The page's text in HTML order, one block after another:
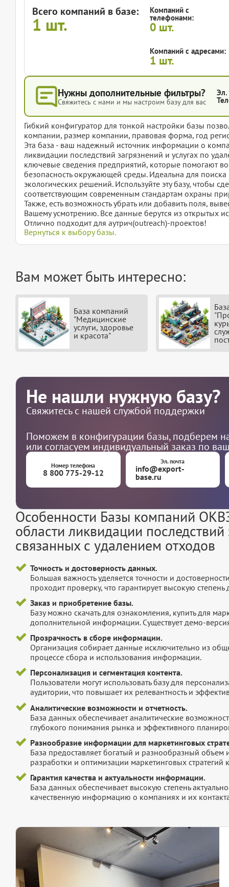
Всего компаний в базе:
1 шт.
Компаний с
телефонами:
0 шт.
Компаний с адресами:
1 шт.
Нужны дополнительные фильтры?
Свяжитесь с нами и мы настроим базу для вас
Эл.
Гибкий конфигуратор для тонкой настройки базы
компании, размер компании, правовая форма, год
Эта база - ваш надежный источник информации о
ликвидации последствий загрязнений и услугах по
ключевые сведения предприятий, которые помогают
безопасность окружающей среды. Идеальна для
экологических решений. Используйте эту базу, чтобы
соответствующим современным стандартам охраны
Также, есть возможность убрать или добавить поля,
Вашему усмотрению. Все данные берутся из открытых
Отлично подходит для аутрич(outreach)-проектов!
Вернуться к выбору базы.
Вам может быть интересно:
База компаний
"Медицинские
услуги, здоровье
и красота"
Не нашли нужную базу?
Свяжитесь с нашей службой поддержки
Поможем в конфигурации базы, подберем
или согласуем индивидуальный заказ по
Номер телефона
8 800 775-29-12
Эл. почта
info@export-
base.ru
Особенности Базы компаний
области ликвидации последствий
связанных с удалением отходов
Точность и достоверность данных.
Большая важность уделяется точности и
проходит проверку, что гарантирует высокую
Заказ и приобретение базы.
Базу можно скачать для ознакомления, купить для
дополнительной информации. Существует демо-
Прозрачность в сборе информации.
Организация собирает данные исключительно из
процессе сбора и использования информации.
Персонализация и сегментация контента.
Пользователи могут использовать базу для
аудитории, что повышает их релевантность и
Аналитические возможности и отчетность.
База данных обеспечивает аналитические
глубокого понимания рынка и эффективного
Разнообразие информации для маркетинговых
База предоставляет богатый и разнообразный
разработки и оптимизации маркетинговых стратегий
Гарантия качества и актуальности информации.
База данных обеспечивает высокую степень
качественную информацию о компаниях и их